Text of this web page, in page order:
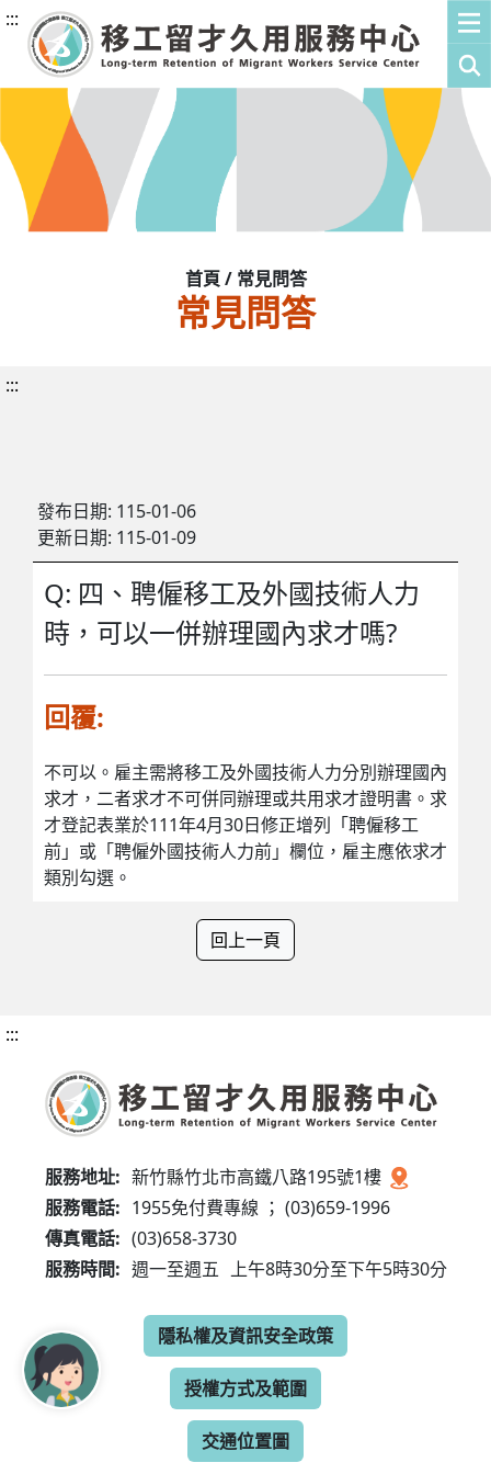
:::
首頁 / 常見問答
常見問答
:::
發布日期: 115-01-06
更新日期: 115-01-09
Q: 四、聘僱移工及外國技術人力
時，可以一併辦理國內求才嗎?
回覆:
不可以。雇主需將移工及外國技術人力分別辦理國內
求才，二者求才不可併同辦理或共用求才證明書。求
才登記表業於111年4月30日修正增列「聘僱移工
前」或「聘僱外國技術人力前」欄位，雇主應依求才
類別勾選。
回上一頁
:::
服務地址: 新竹縣竹北市高鐵八路195號1樓
服務電話: 1955免付費專線 ； (03)659-1996
傳真電話: (03)658-3730
服務時間: 週一至週五 上午8時30分至下午5時30分
隱私權及資訊安全政策
授權方式及範圍
交通位置圖